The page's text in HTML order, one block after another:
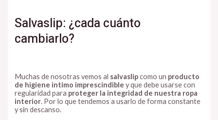
Salvaslip: ¿cada cuánto
cambiarlo?
Muchas de nosotras vemos al salvaslipcomo un producto
de higiene intimo imprescindible y que debe usarse con
regularidad para proteger la integridad de nuestra ropa
interior. Por lo que tendemos a usarlo de forma constante
y sin descanso.